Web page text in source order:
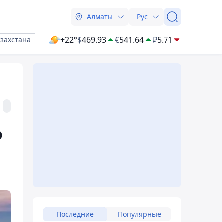
Алматы Рус
+22°$469.93 €541.64 ₽5.71
Последние Популярные